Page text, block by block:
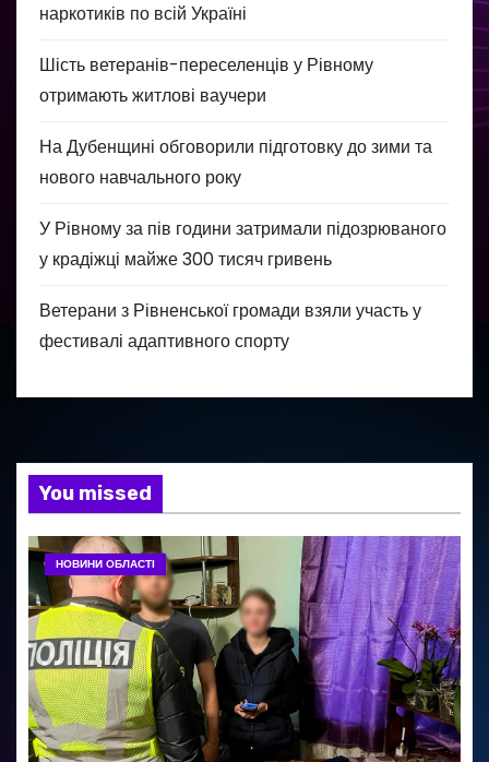
наркотиків по всій Україні
Шість ветеранів-переселенців у Рівному
отримають житлові ваучери
На Дубенщині обговорили підготовку до зими та
нового навчального року
У Рівному за пів години затримали підозрюваного
у крадіжці майже 300 тисяч гривень
Ветерани з Рівненської громади взяли участь у
фестивалі адаптивного спорту
You missed
НОВИНИ ОБЛАСТІ